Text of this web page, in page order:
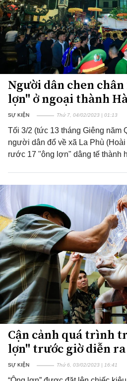
Người dân chen
lợn" ở ngoại thành
SỰ KIỆN Thứ 7, 04/02/2023 | 01:13
Tối 3/2 (tức 13 tháng Giêng năm
người dân đổ về xã La Phù
rước 17 "ông lợn" dâng tế thành
Cận cảnh quá trình
lợn" trước giờ diễn
SỰ KIỆN Thứ 6, 03/02/2023 | 16:41